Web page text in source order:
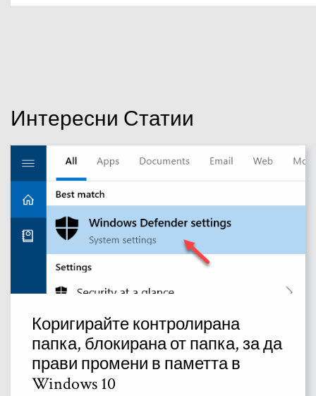
Интересни Статии
Коригирайте контролирана
папка, блокирана от папка, за да
прави промени в паметта в
Windows 10